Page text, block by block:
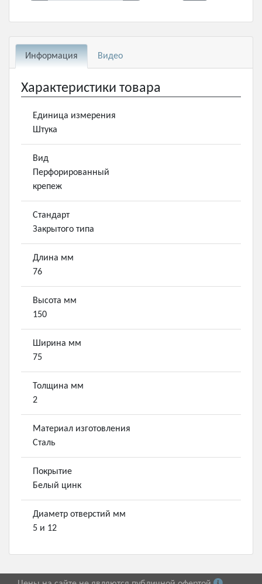
Информация Видео
Характеристики товара
Единица измерения
Штука
Вид
Перфорированный
крепеж
Стандарт
Закрытого типа
Длина мм
76
Высота мм
150
Ширина мм
75
Толщина мм
2
Материал изготовления
Сталь
Покрытие
Белый цинк
Диаметр отверстий мм
5 и 12